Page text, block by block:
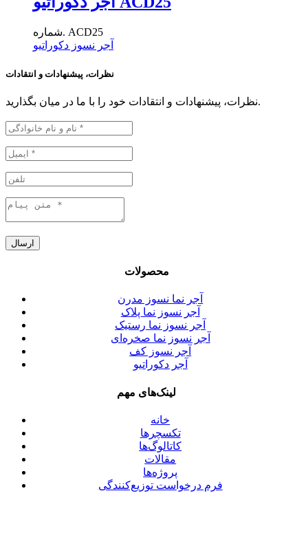
شماره. ACD25
آجر نسوز دکوراتیو
نظرات، پیشنهادات و انتقادات
نظرات، پیشنهادات و انتقادات خود را با ما در میان بگذارید.
ارسال
محصولات
آجر نما نسوز مدرن
آجر نسوز نما پلاک
آجر نسوز نما رستیک
آجر نسوز نما صخره‌ای
آجر نسوز کف
آجر دکوراتیو
لینک‌های مهم
خانه
تکسچرها
کاتالوگ‌ها
مقالات
پروژه‌ها
فرم درخواست توزیع‌کنندگی